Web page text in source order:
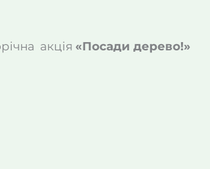
акція «Посади дерево!»